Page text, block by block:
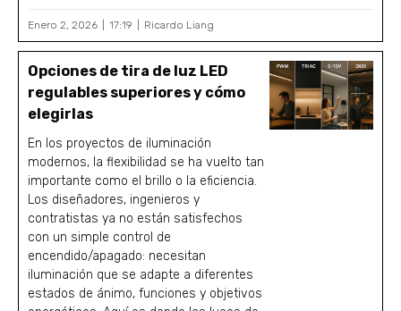
Enero 2, 2026 17:19 Ricardo Liang
Opciones de tira de luz LED
regulables superiores y cómo
elegirlas
En los proyectos de iluminación
modernos, la flexibilidad se ha vuelto tan
importante como el brillo o la eficiencia.
Los diseñadores, ingenieros y
contratistas ya no están satisfechos
con un simple control de
encendido/apagado: necesitan
iluminación que se adapte a diferentes
estados de ánimo, funciones y objetivos